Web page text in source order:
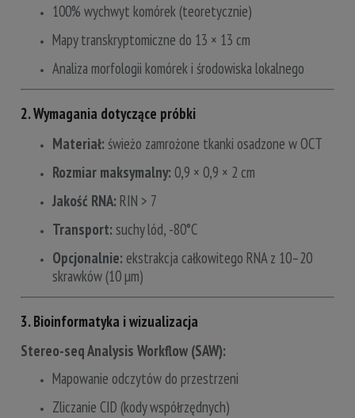
100% wychwyt komórek (teoretycznie)
Mapy transkryptomiczne do 13 × 13 cm
Analiza morfologii komórek i środowiska lokalnego
2. Wymagania dotyczące próbki
Materiał: świeżo zamrożone tkanki osadzone w OCT
Rozmiar maksymalny: 0,9 × 0,9 × 2 cm
Jakość RNA: RIN > 7
Transport: suchy lód, -80°C
Opcjonalnie: ekstrakcja całkowitego RNA z 10–20
skrawków (10 µm)
3. Bioinformatyka i wizualizacja
Stereo-seq Analysis Workflow (SAW):
Mapowanie odczytów do przestrzeni
Zliczanie CID (kody współrzędnych)